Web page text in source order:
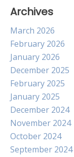
Archives
March 2026
February 2026
January 2026
December 2025
February 2025
January 2025
December 2024
November 2024
October 2024
September 2024